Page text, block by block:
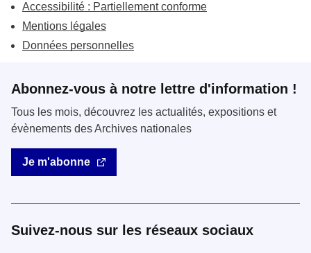
Accessibilité : Partiellement conforme
Mentions légales
Données personnelles
Abonnez-vous à notre lettre d'information !
Tous les mois, découvrez les actualités, expositions et
évènements des Archives nationales
Je m'abonne
Suivez-nous sur les réseaux sociaux